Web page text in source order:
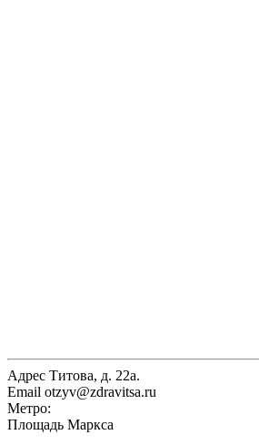
Адрес Титова, д. 22а.
Email otzyv@zdravitsa.ru
Метро:
Площадь Маркса